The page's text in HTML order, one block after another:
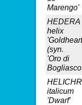
Marengo'
HEDERA
helix
(syn.
'Oro di
italicum
'Dwarf'